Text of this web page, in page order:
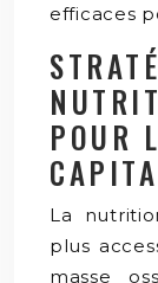
efficaces
POUR
La
plus
masse